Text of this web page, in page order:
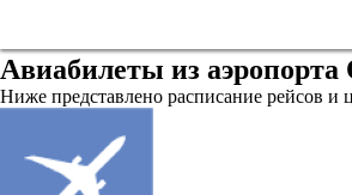
Авиабилеты из аэропорта
Ниже представлено расписание рейсов и